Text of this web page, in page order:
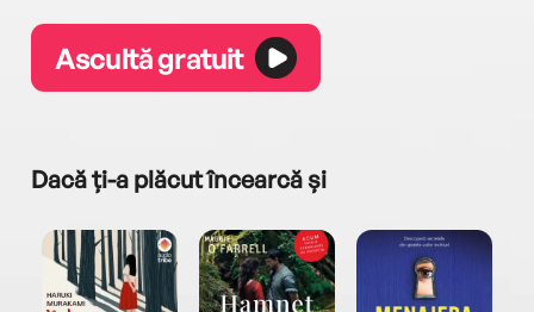
Ascultă gratuit
Dacă ți-a plăcut încearcă și